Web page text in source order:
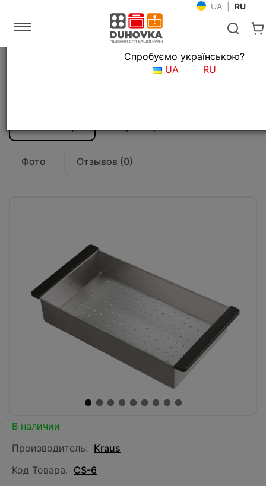
UA RU
Мойки и смесители
Коландер Kraus CS-6
Фото Отзывов (0)
Язык магазина
Спробуємо українською?
UA
RU
В наличии
Производитель: Kraus
Код Товара: CS-6